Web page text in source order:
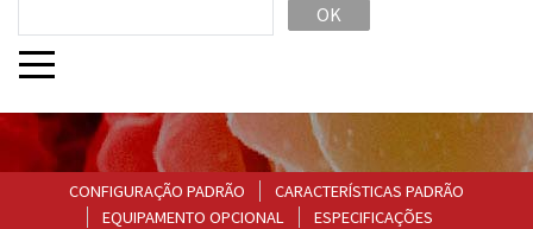
OK
CONFIGURAÇÃO PADRÃO
CARACTERÍSTICAS PADRÃO
EQUIPAMENTO OPCIONAL
ESPECIFICAÇÕES